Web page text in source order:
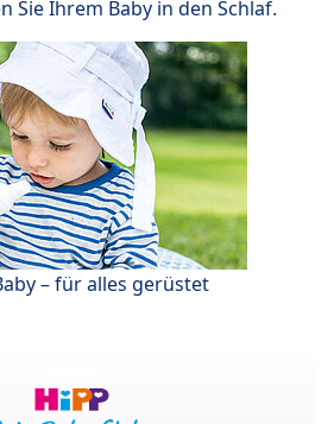
Sie Ihrem Baby in den Schlaf.
– für alles gerüstet